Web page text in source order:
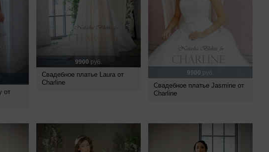
от
9900 руб.
Свадебное платье Laura от
Charline
9900 руб.
Свадебное платье Jasmine от
Charline